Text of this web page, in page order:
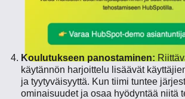
Koulutukseen panostaminen:
käytännön harjoittelu lisäävät
ja tyytyväisyyttä. Kun tiimi tuntee
ominaisuudet ja osaa hyödyntää niitä